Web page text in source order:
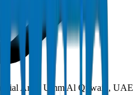
Area, Umm Al Quwain, UAE